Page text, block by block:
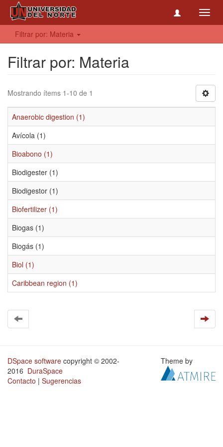
Filtrar por: Materia
Filtrar por: Materia
Mostrando ítems 1-10 de 1
Anaerobic digestion (1)
Avícola (1)
Bioabono (1)
Biodigester (1)
Biodigestor (1)
Biofertilizer (1)
Biogas (1)
Biogás (1)
Biol (1)
Caribbean region (1)
DSpace software copyright © 2002-
2016 DuraSpace
Contacto | Sugerencias
Theme by